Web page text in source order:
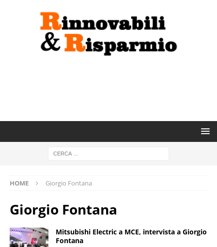
HOME Giorgio Fontana
Giorgio Fontana
Mitsubishi Electric a MCE, intervista a Giorgio
Fontana